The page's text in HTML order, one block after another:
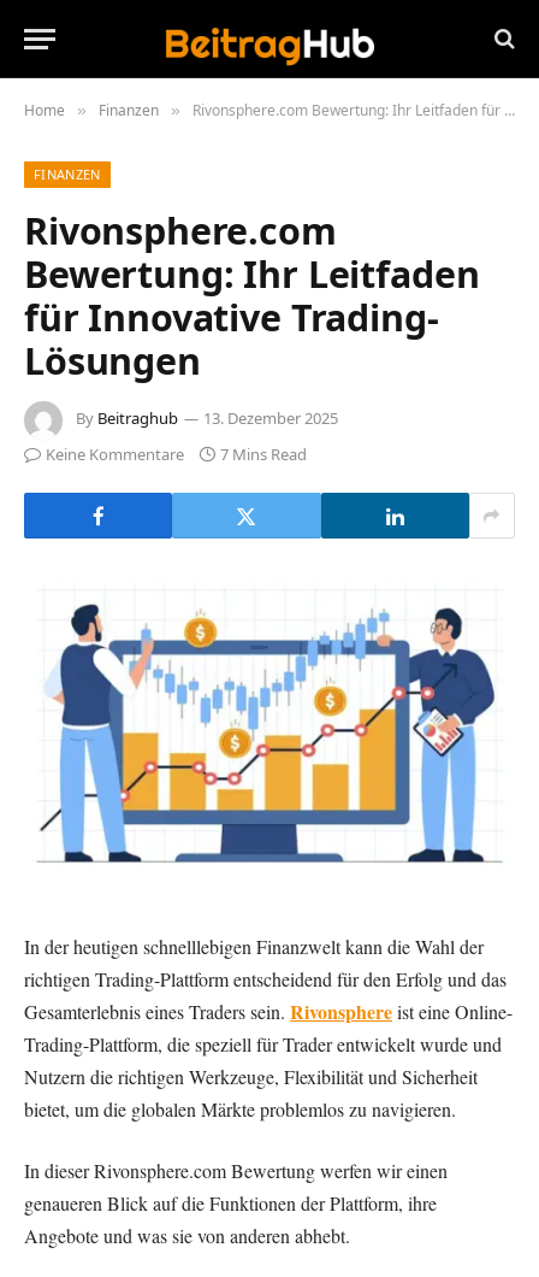
Home » Finanzen » Rivonsphere.com Bewertung: Ihr Leitfaden für Innovative Trading-Lösungen
FINANZEN
Rivonsphere.com
Bewertung: Ihr Leitfaden
für Innovative Trading-
Lösungen
By Beitraghub
13. Dezember 2025
Keine Kommentare
7 Mins Read
In der heutigen schnelllebigen Finanzwelt kann die Wahl der
richtigen Trading-Plattform entscheidend für den Erfolg und das
Gesamterlebnis eines Traders sein. Rivonsphereist eine Online-
Trading-Plattform, die speziell für Trader entwickelt wurde und
Nutzern die richtigen Werkzeuge, Flexibilität und Sicherheit
bietet, um die globalen Märkte problemlos zu navigieren.
In dieser Rivonsphere.com Bewertung werfen wir einen
genaueren Blick auf die Funktionen der Plattform, ihre
Angebote und was sie von anderen abhebt.